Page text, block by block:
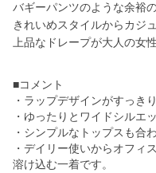
バギーパンツのような余裕
きれいめスタイルからカジ
上品なドレープが大人の女
■コメント
・ラップデザインがすっき
・ゆったりとワイドシルエ
・シンプルなトップスも合
・デイリー使いからオフィ
溶け込む一着です。